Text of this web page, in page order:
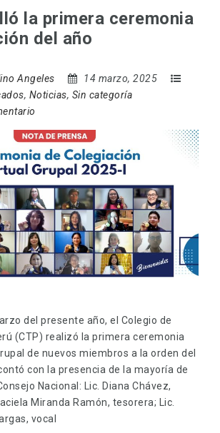
la primera ceremonia
del año
Angeles
14 marzo, 2025
, Noticias, Sin categoría
del presente año, el Colegio de
(CTP) realizó la primera ceremonia
de nuevos miembros a la orden del
con la presencia de la mayoría de
Nacional: Lic. Diana Chávez,
Miranda Ramón, tesorera; Lic.
vocal